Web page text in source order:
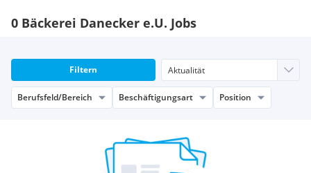
0 Bäckerei Danecker e.U. Jobs
Filtern
Berufsfeld/Bereich Beschäftigungsart Position